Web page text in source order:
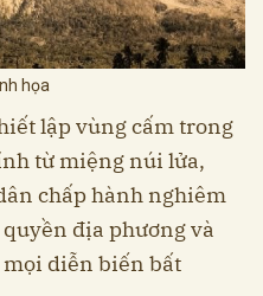
họa
lập vùng cấm trong
từ miệng núi lửa,
chấp hành nghiêm
địa phương và
mọi diễn biến bất